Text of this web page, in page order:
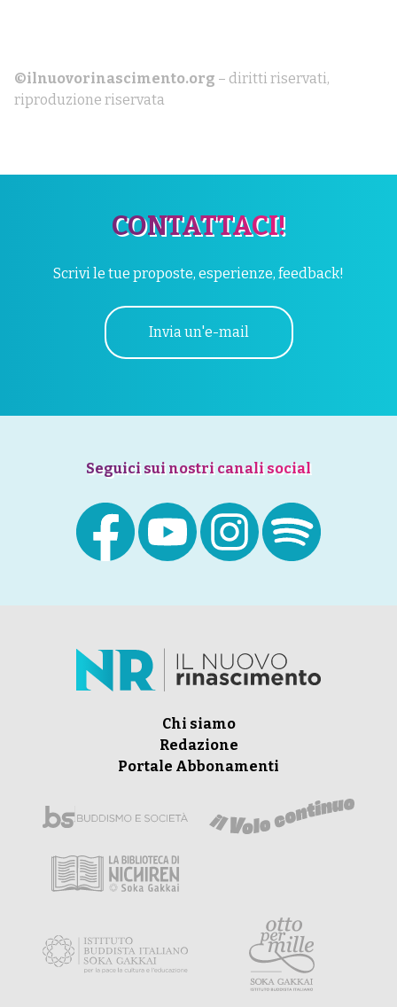
©ilnuovorinascimento.org – diritti riservati,
riproduzione riservata
CONTATTACI!
Scrivi le tue proposte, esperienze, feedback!
Invia un'e-mail
Seguici sui nostri canali social
Chi siamo
Redazione
Portale Abbonamenti